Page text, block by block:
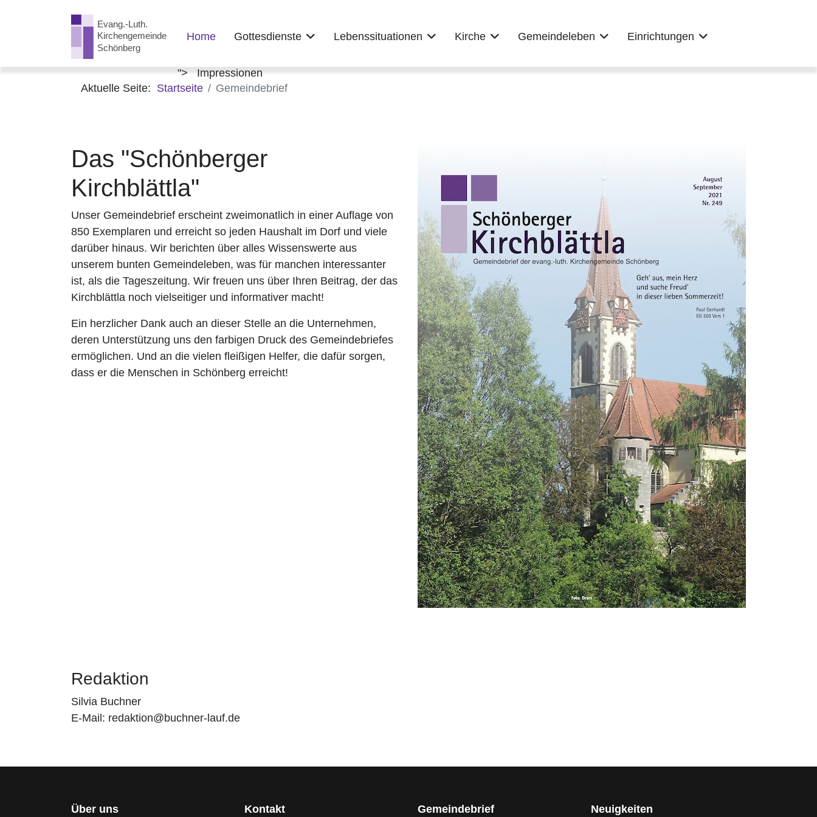
Home Gottesdienste Lebenssituationen Kirche Gemeindeleben Einrichtungen
">
Impressionen
Aktuelle Seite: Startseite Gemeindebrief
Das "Schönberger
Kirchblättla"
Unser Gemeindebrief erscheint zweimonatlich in einer Auflage von
850 Exemplaren und erreicht so jeden Haushalt im Dorf und viele
darüber hinaus. Wir berichten über alles Wissenswerte aus
unserem bunten Gemeindeleben, was für manchen interessanter
ist, als die Tageszeitung. Wir freuen uns über Ihren Beitrag, der das
Kirchblättla noch vielseitiger und informativer macht!
Ein herzlicher Dank auch an dieser Stelle an die Unternehmen,
deren Unterstützung uns den farbigen Druck des Gemeindebriefes
ermöglichen. Und an die vielen fleißigen Helfer, die dafür sorgen,
dass er die Menschen in Schönberg erreicht!
Redaktion
Silvia Buchner
E-Mail: redaktion@buchner-lauf.de
Über uns Kontakt Gemeindebrief Neuigkeiten